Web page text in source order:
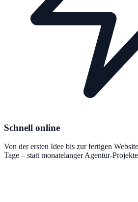
Schnell online
Von der ersten Idee bis zur fertigen
Tage – statt monatelanger Agentur-